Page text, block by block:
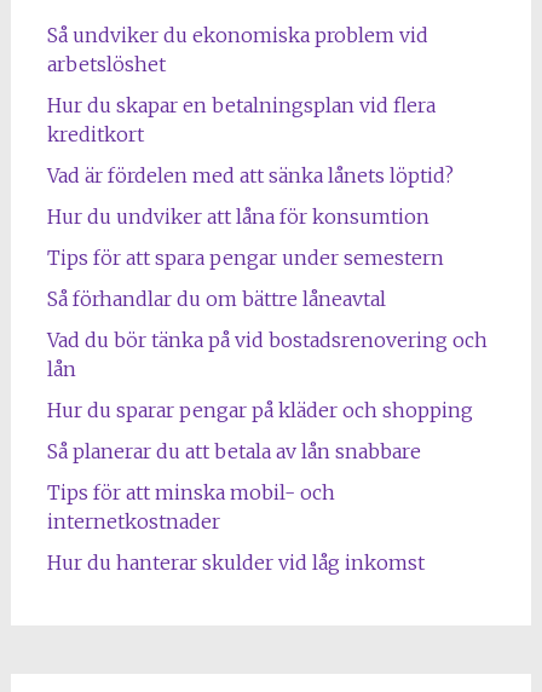
Så undviker du ekonomiska problem vid
arbetslöshet
Hur du skapar en betalningsplan vid flera
kreditkort
Vad är fördelen med att sänka lånets löptid?
Hur du undviker att låna för konsumtion
Tips för att spara pengar under semestern
Så förhandlar du om bättre låneavtal
Vad du bör tänka på vid bostadsrenovering och
lån
Hur du sparar pengar på kläder och shopping
Så planerar du att betala av lån snabbare
Tips för att minska mobil- och
internetkostnader
Hur du hanterar skulder vid låg inkomst